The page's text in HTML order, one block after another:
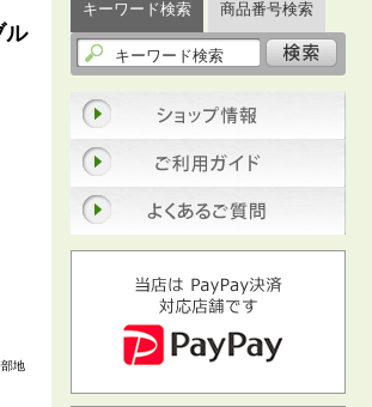
ル
地
キーワード検索 商品番号検索